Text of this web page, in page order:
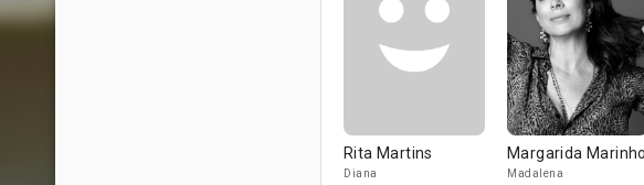
Rita Martins
Diana
Margarida Marinho
Madalena